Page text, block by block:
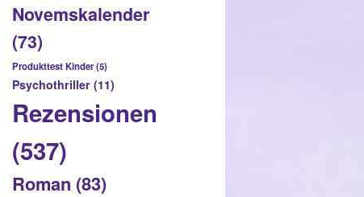
Novemskalender
(73)
Produkttest Kinder(5)
Psychothriller (11)
Rezensionen
(537)
Roman (83)